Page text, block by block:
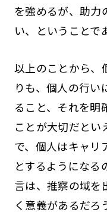
を強めるが、助力
い、ということで
以上のことから、
りも、個人の行い
ること、それを明
ことが大切だとい
で、個人はキャリ
とするようになる
言は、推察の域を
く意義があるだろ